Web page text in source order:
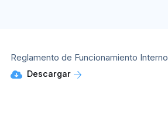
Reglamento de Funcionamiento Interno
Descargar